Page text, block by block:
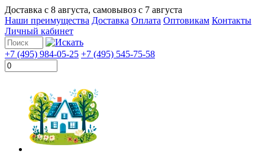
Доставка с 8 августа, самовывоз с 7 августа
Наши преимущества Доставка Оплата Оптовикам Контакты
Личный кабинет
+7 (495) 984-05-25 +7 (495) 545-75-58